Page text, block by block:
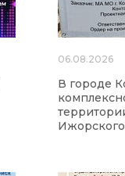
06.08.2026
В городе
Ижорского